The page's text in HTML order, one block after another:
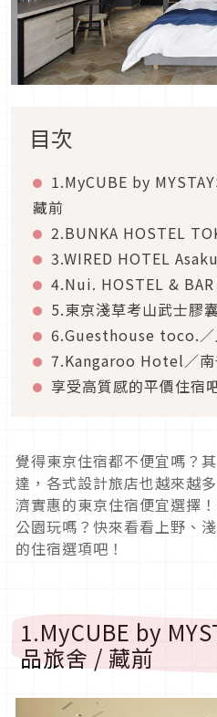
目次
1.MyCUBE by
藏前
2.BUNKA HOSTEL
3.WIRED HOTEL
4.Nui. HOSTEL & BAR
5.東京淺草考山武士膠
6.Guesthouse toco.／
7.Kangaroo Hotel／南
享受高質感的平價住宿
覺得東京住宿都不便宜嗎？
達，各式設計旅店也越來越
濟實惠的東京住宿便宜選擇
公園玩嗎？快來看看上野、
的住宿選項吧！
1.MyCUBE by
品旅舍 / 藏前